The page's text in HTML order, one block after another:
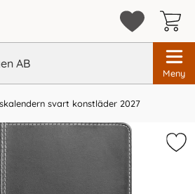
Meny
svart konstläder 2027